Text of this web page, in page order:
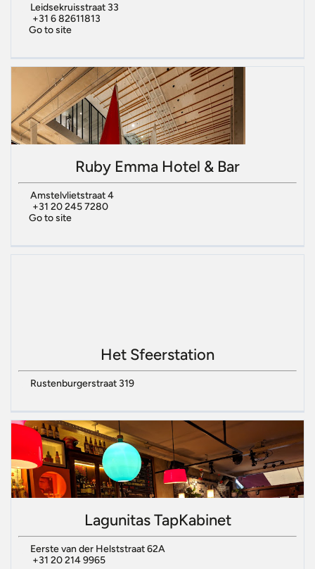
Leidsekruisstraat 33
+31 6 82611813
Go to site
Ruby Emma Hotel & Bar
Amstelvlietstraat 4
+31 20 245 7280
Go to site
Het Sfeerstation
Rustenburgerstraat 319
Lagunitas TapKabinet
Eerste van der Helststraat 62A
+31 20 214 9965